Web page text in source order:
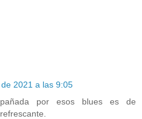
2021 a las 9:05
por esos blues es de